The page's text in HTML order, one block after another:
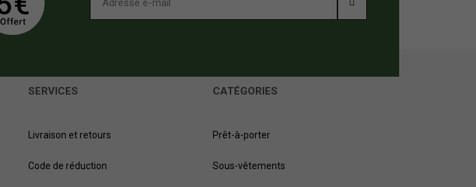
SERVICES
Livraison et retours
Code de réduction
CATÉGORIES
Prêt-à-porter
Sous-vêtements